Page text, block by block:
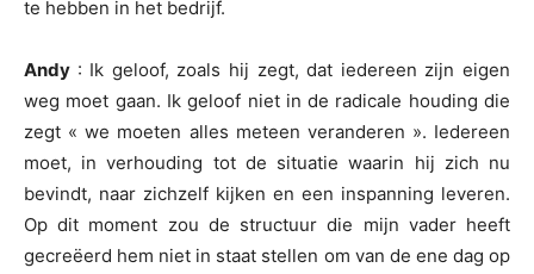
te hebben in het bedrijf.
Andy : Ik geloof, zoals hij zegt, dat iedereen zijn eigen
weg moet gaan. Ik geloof niet in de radicale houding die
zegt « we moeten alles meteen veranderen ». Iedereen
moet, in verhouding tot de situatie waarin hij zich nu
bevindt, naar zichzelf kijken en een inspanning leveren.
Op dit moment zou de structuur die mijn vader heeft
gecreëerd hem niet in staat stellen om van de ene dag op